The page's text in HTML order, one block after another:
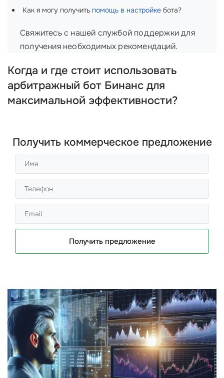
Как я могу получить помощь в настройке бота?
Свяжитесь с нашей службой поддержки для
получения необходимых рекомендаций.
Когда и где стоит использовать
арбитражный бот Бинанс для
максимальной эффективности?
Получить коммерческое предложение
Получить предложение